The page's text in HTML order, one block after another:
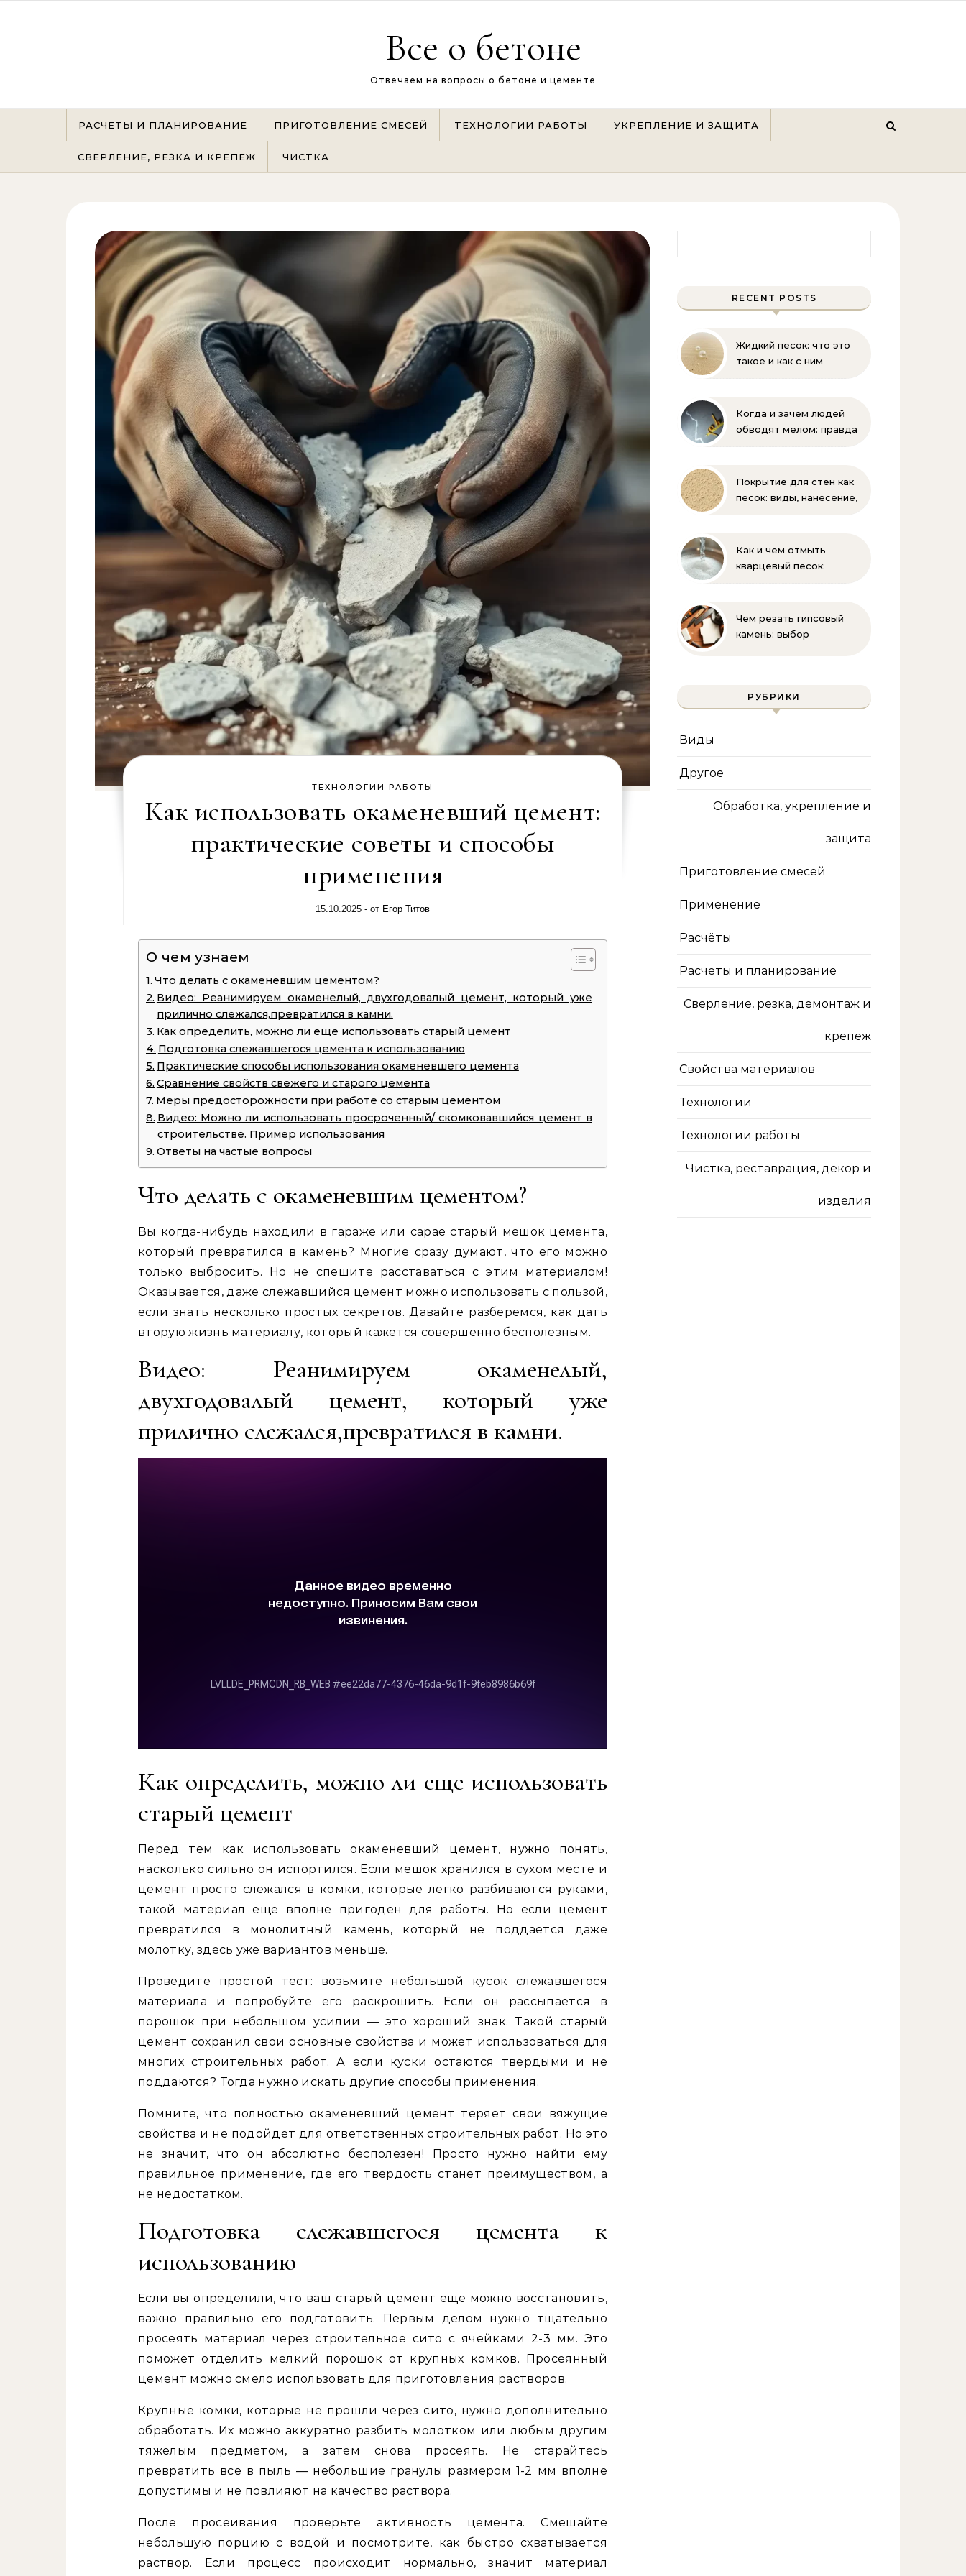
Все о бетоне
Отвечаем на вопросы о бетоне и цементе
РАСЧЕТЫ И ПЛАНИРОВАНИЕ ПРИГОТОВЛЕНИЕ СМЕСЕЙ ТЕХНОЛОГИИ РАБОТЫ УКРЕПЛЕНИЕ И ЗАЩИТА
СВЕРЛЕНИЕ, РЕЗКА И КРЕПЕЖ ЧИСТКА
ТЕХНОЛОГИИ РАБОТЫ
Как использовать окаменевший цемент:
практические советы и способы
применения
15.10.2025 - от Егор Титов
О чем узнаем
Что делать с окаменевшим цементом?
Видео: Реанимируем окаменелый, двухгодовалый цемент, который уже
прилично слежался,превратился в камни.
Как определить, можно ли еще использовать старый цемент
Подготовка слежавшегося цемента к использованию
Практические способы использования окаменевшего цемента
Сравнение свойств свежего и старого цемента
Меры предосторожности при работе со старым цементом
Видео: Можно ли использовать просроченный/ скомковавшийся цемент в
строительстве. Пример использования
Ответы на частые вопросы
Что делать с окаменевшим цементом?
Вы когда-нибудь находили в гараже или сарае старый мешок цемента,
который превратился в камень? Многие сразу думают, что его можно
только выбросить. Но не спешите расставаться с этим материалом!
Оказывается, даже слежавшийся цемент можно использовать с пользой,
если знать несколько простых секретов. Давайте разберемся, как дать
вторую жизнь материалу, который кажется совершенно бесполезным.
Видео: Реанимируем окаменелый,
двухгодовалый цемент, который уже
прилично слежался,превратился в камни.
Как определить, можно ли еще использовать
старый цемент
Перед тем как использовать окаменевший цемент, нужно понять,
насколько сильно он испортился. Если мешок хранился в сухом месте и
цемент просто слежался в комки, которые легко разбиваются руками,
такой материал еще вполне пригоден для работы. Но если цемент
превратился в монолитный камень, который не поддается даже
молотку, здесь уже вариантов меньше.
Проведите простой тест: возьмите небольшой кусок слежавшегося
материала и попробуйте его раскрошить. Если он рассыпается в
порошок при небольшом усилии — это хороший знак. Такой старый
цемент сохранил свои основные свойства и может использоваться для
многих строительных работ. А если куски остаются твердыми и не
поддаются? Тогда нужно искать другие способы применения.
Помните, что полностью окаменевший цемент теряет свои вяжущие
свойства и не подойдет для ответственных строительных работ. Но это
не значит, что он абсолютно бесполезен! Просто нужно найти ему
правильное применение, где его твердость станет преимуществом, а
не недостатком.
Подготовка слежавшегося цемента к
использованию
Если вы определили, что ваш старый цемент еще можно восстановить,
важно правильно его подготовить. Первым делом нужно тщательно
просеять материал через строительное сито с ячейками 2-3 мм. Это
поможет отделить мелкий порошок от крупных комков. Просеянный
цемент можно смело использовать для приготовления растворов.
Крупные комки, которые не прошли через сито, нужно дополнительно
обработать. Их можно аккуратно разбить молотком или любым другим
тяжелым предметом, а затем снова просеять. Не старайтесь
превратить все в пыль — небольшие гранулы размером 1-2 мм вполне
допустимы и не повлияют на качество раствора.
После просеивания проверьте активность цемента. Смешайте
небольшую порцию с водой и посмотрите, как быстро схватывается
раствор. Если процесс происходит нормально, значит материал
RECENT POSTS
Жидкий песок: что это
такое и как с ним
Когда и зачем людей
обводят мелом: правда
Покрытие для стен как
песок: виды, нанесение,
Как и чем отмыть
кварцевый песок:
Чем резать гипсовый
камень: выбор
РУБРИКИ
Виды
Другое
Обработка, укрепление и
защита
Приготовление смесей
Применение
Расчёты
Расчеты и планирование
Сверление, резка, демонтаж и
крепеж
Свойства материалов
Технологии
Технологии работы
Чистка, реставрация, декор и
изделия